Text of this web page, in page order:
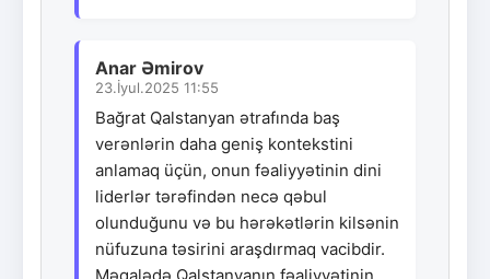
Anar Əmirov
23.İyul.2025 11:55
Bağrat Qalstanyan ətrafında baş
verənlərin daha geniş kontekstini
anlamaq üçün, onun fəaliyyətinin dini
liderlər tərəfindən necə qəbul
olunduğunu və bu hərəkətlərin kilsənin
nüfuzuna təsirini araşdırmaq vacibdir.